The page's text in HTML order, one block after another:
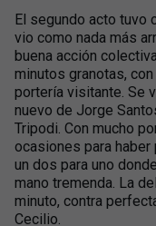
El segundo acto tuvo
vio como nada más
buena acción
minutos granotas,
portería visitante. Se
nuevo de Jorge
Tripodi. Con mucho
ocasiones para
un dos para uno
mano tremenda. La
minuto, contra
Cecilio.